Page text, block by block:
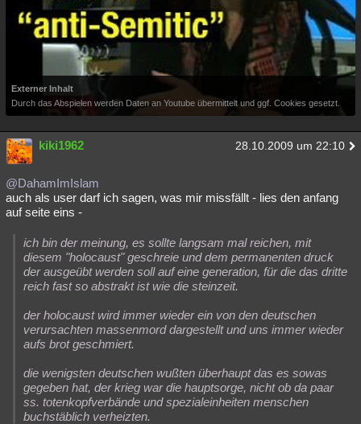
Externer Inhalt
Durch das Abspielen werden Daten an Youtube übermittelt und ggf. Cookies gesetzt.
kiki1962 28.10.2009 um 22:10
@DahamImIslam
auch als user darf ich sagen, was mir missfällt - lies den anfang
auf seite eins -
ich bin der meinung, es sollte langsam mal reichen, mit
diesem "holocaust" geschreie und dem permanenten druck
der ausgeübt werden soll auf eine generation, für die das dritte
reich fast so abstrakt ist wie die steinzeit.
der holocaust wird immer wieder ein von den deutschen
verursachten massenmord dargestellt und uns immer wieder
aufs brot geschmiert.
die wenigsten deutschen wußten überhaupt das es sowas
gegeben hat, der krieg war die hauptsorge, nicht ob da paar
ss. totenkopfverbände und spezialeinheiten menschen
buchstäblich verheizten.